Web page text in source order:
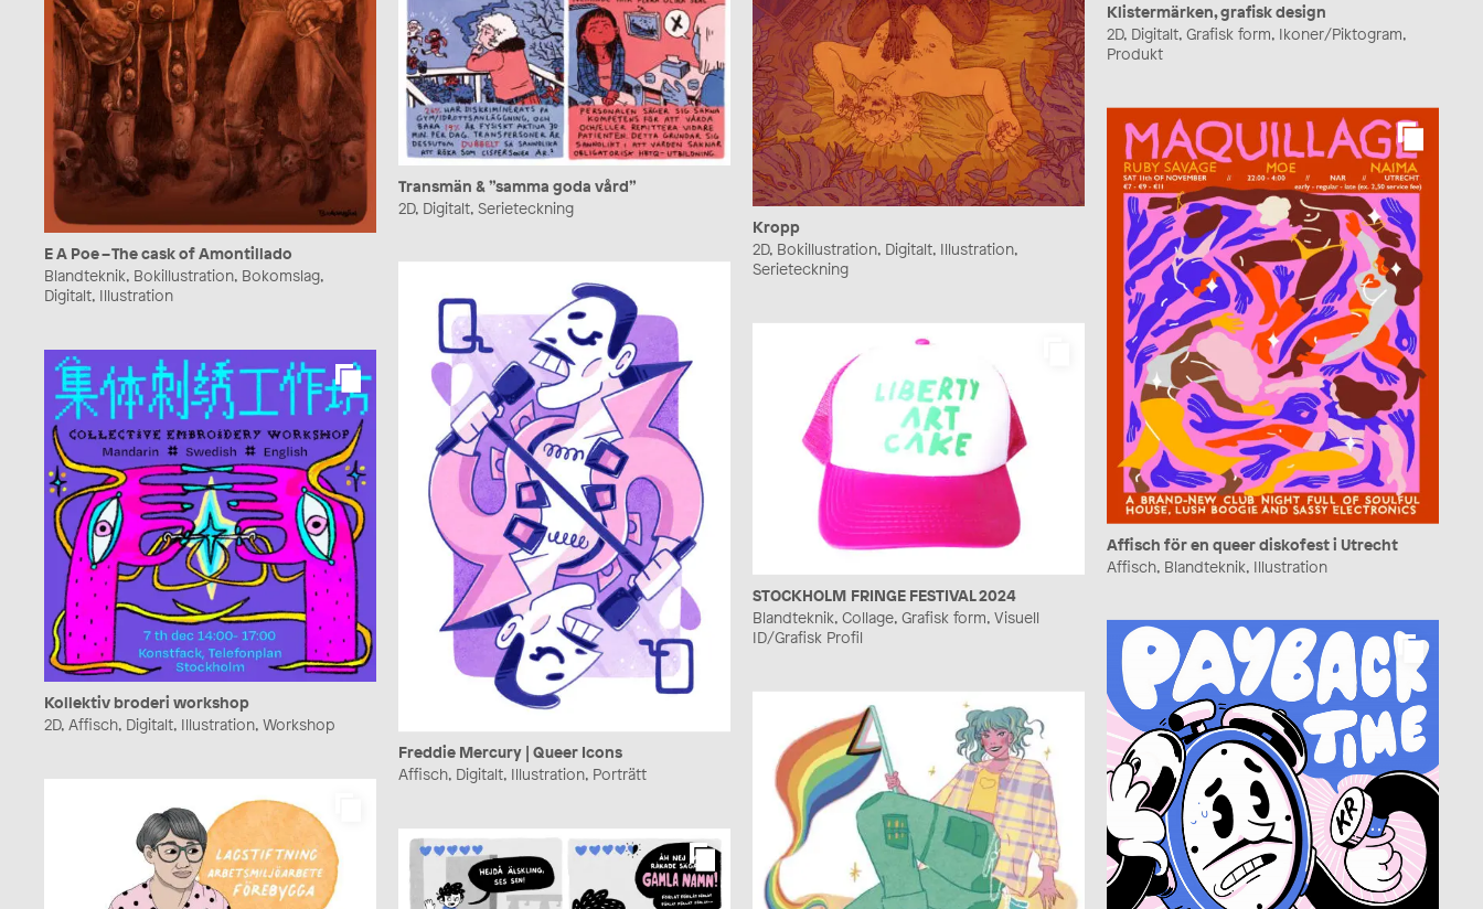
E A Poe – The cask of Amontillado
Blandteknik, Bokillustration, Bokomslag,
Digitalt, Illustration
Transmän & ”samma goda vård”
2D, Digitalt, Serieteckning
Kropp
2D, Bokillustration, Digitalt, Illustration,
Serieteckning
Klistermärken, grafisk design
2D, Digitalt, Grafisk form, Ikoner/Piktogram,
Produkt
Affisch för en queer diskofest i Utrecht
Affisch, Blandteknik, Illustration
Freddie Mercury | Queer Icons
Affisch, Digitalt, Illustration, Porträtt
STOCKHOLM FRINGE FESTIVAL 2024
Blandteknik, Collage, Grafisk form, Visuell
ID/Grafisk Profil
Kollektiv broderi workshop
2D, Affisch, Digitalt, Illustration, Workshop